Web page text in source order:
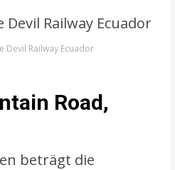
Devil Railway Ecuador
Road,
beträgt die